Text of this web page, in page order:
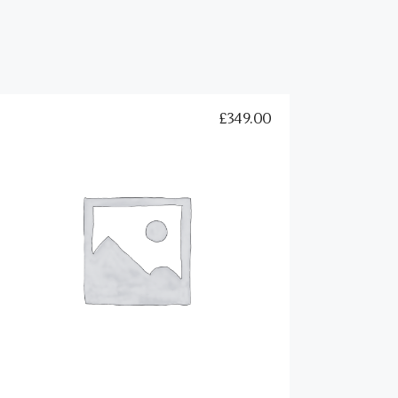
£349.00
Black T-Shirt
Buy on Amazon